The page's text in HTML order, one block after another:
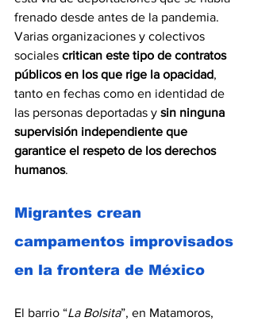
frenado desde antes de la pandemia.
Varias organizaciones y colectivos
sociales critican este tipo de contratos
públicos en los que rige la opacidad,
tanto en fechas como en identidad de
las personas deportadas y sin ninguna
supervisión independiente que
garantice el respeto de los derechos
humanos.
Migrantes crean
campamentos improvisados
en la frontera de México
El barrio “La Bolsita”, en Matamoros,